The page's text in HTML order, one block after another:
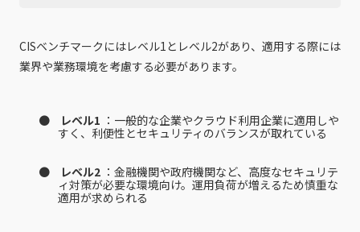
CISベンチマークにはレベル1とレベル2があり、適用する際には
業界や業務環境を考慮する必要があります。
レベル1 ：一般的な企業やクラウド利用企業に適用しや
すく、利便性とセキュリティのバランスが取れている
レベル2 ：金融機関や政府機関など、高度なセキュリテ
ィ対策が必要な環境向け。運用負荷が増えるため慎重な
適用が求められる